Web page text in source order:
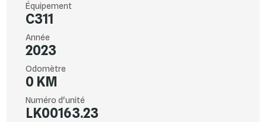
Équipement
C311
Année
2023
Odomètre
0 KM
Numéro d'unité
LK00163.23